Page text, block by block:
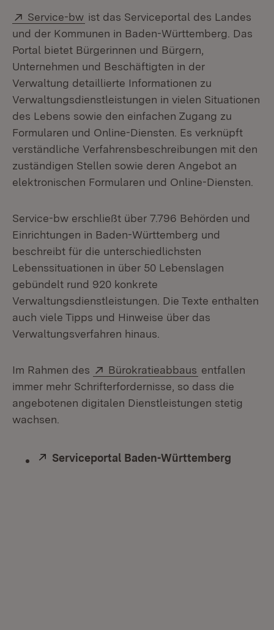
Extern:
Service-bw (Öffnet in neuem Fenster)
ist das Serviceportal des Landes
und der Kommunen in Baden-Württemberg. Das
Portal bietet Bürgerinnen und Bürgern,
Unternehmen und Beschäftigten in der
Verwaltung detaillierte Informationen zu
Verwaltungsdienstleistungen in vielen Situationen
des Lebens sowie den einfachen Zugang zu
Formularen und Online-Diensten. Es verknüpft
verständliche Verfahrensbeschreibungen mit den
zuständigen Stellen sowie deren Angebot an
elektronischen Formularen und Online-Diensten.
Service-bw erschließt über 7.796 Behörden und
Einrichtungen in Baden-Württemberg und
beschreibt für die unterschiedlichsten
Lebenssituationen in über 50 Lebenslagen
gebündelt rund 920 konkrete
Verwaltungsdienstleistungen. Die Texte enthalten
auch viele Tipps und Hinweise über das
Verwaltungsverfahren hinaus.
Im Rahmen des Extern:
Bürokratieabbaus (Öffnet in
entfallen
immer mehr Schrifterfordernisse, so dass die
angebotenen digitalen Dienstleistungen stetig
wachsen.
Extern:
Serviceportal Baden-Württemberg